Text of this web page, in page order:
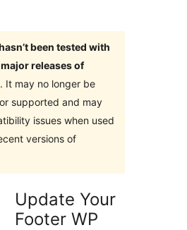
been tested with
releases of
. It may no longer be
supported and may
issues when used
versions of
Update Your
Footer WP